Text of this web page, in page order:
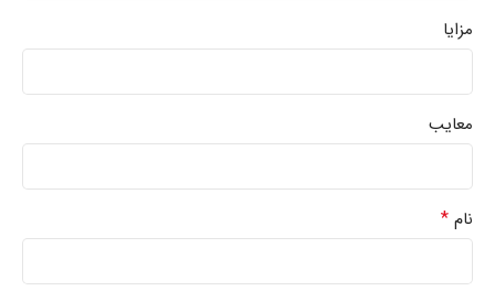
مزایا
معایب
نام *